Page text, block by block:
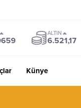
ALTIN
6.521,17
Künye